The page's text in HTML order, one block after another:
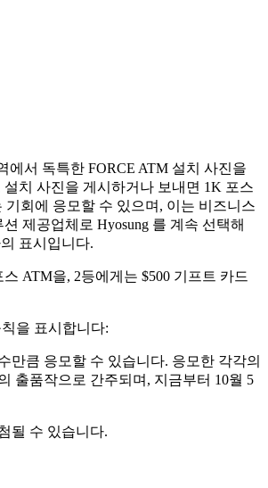
에서 독특한 FORCE ATM 설치 사진을
치 사진을 게시하거나 보내면 1K 포스
기회에 응모할 수 있으며, 이는 비즈니스
제공업체로 Hyosung 를 계속 선택해
표시입니다.
ATM을, 2등에게는 $500 기프트 카드
을 표시합니다:
만큼 응모할 수 있습니다. 응모한 각각의
출품작으로 간주되며, 지금부터 10월 5
될 수 있습니다.